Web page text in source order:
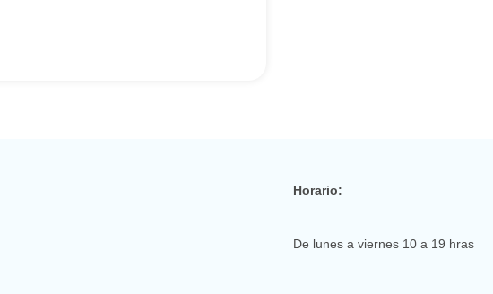
Horario:
De lunes a viernes 10 a 19 hras